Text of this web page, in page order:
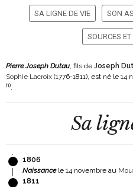
SA LIGNE DE VIE SON
SOURCES ET
Pierre Joseph Dutau, fils de Joseph
Sophie Lacroix (1776-1811), est né le 14
(1).
Sa
1806
Naissancele 14 novembre au
1811